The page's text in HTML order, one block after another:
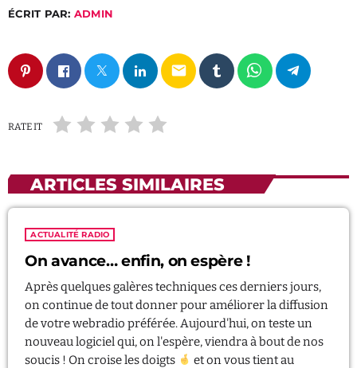
ÉCRIT PAR: ADMIN
email
RATE IT
ARTICLES SIMILAIRES
ACTUALITÉ RADIO
On avance… enfin, on espère !
Après quelques galères techniques ces derniers jours,
on continue de tout donner pour améliorer la diffusion
de votre webradio préférée. Aujourd'hui, on teste un
nouveau logiciel qui, on l'espère, viendra à bout de nos
soucis ! On croise les doigts
et on vous tient au